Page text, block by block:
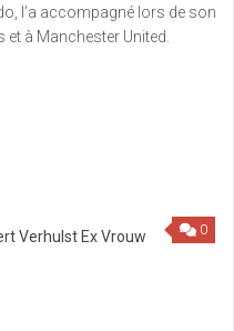
l’a accompagné lors de son
et à Manchester United.
0
Verhulst Ex Vrouw